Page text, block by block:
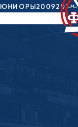
ЮНИОРЫ20092010